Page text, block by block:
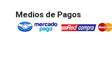
Medios de Pagos